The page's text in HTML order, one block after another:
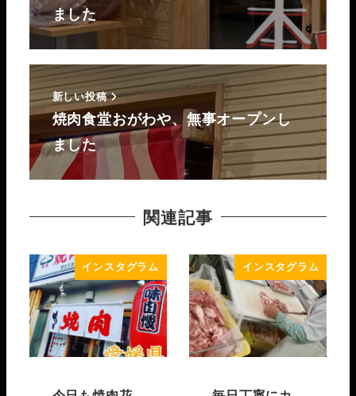
ました
新しい投稿
焼肉食堂おがわや、無事オープンし
ました
関連記事
インスタグラム インスタグラム